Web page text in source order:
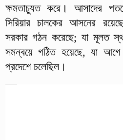
ক্ষমতাচ্যুত করে। আসাদের
সিরিয়ার চালকের আসনের
সরকার গঠন করেছে; যা মূলত
সমন্বয়ে গঠিত হয়েছে, যা আগে
প্রদেশে চলেছিল।